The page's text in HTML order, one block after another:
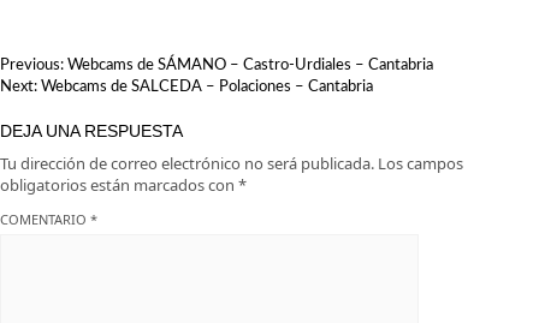
NAVEGACIÓN
DE
Previous: Webcams de SÁMANO – Castro-Urdiales – Cantabria
Next: Webcams de SALCEDA – Polaciones – Cantabria
DEJA UNA RESPUESTA
Tu dirección de correo electrónico no será publicada. Los campos
obligatorios están marcados con *
COMENTARIO *